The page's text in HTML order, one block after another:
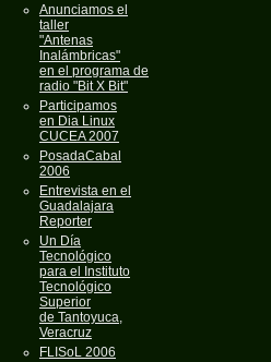
Anunciamos el
taller
"Antenas
Inalámbricas"
en el programa de
radio "Bit X Bit"
Participamos
en Dia Linux
CUCEA 2007
PosadaCabal
2006
Entrevista en el
Guadalajara
Reporter
Un Día
Tecnológico
para el Instituto
Tecnológico
Superior
de Tantoyuca,
Veracruz
FLISoL 2006